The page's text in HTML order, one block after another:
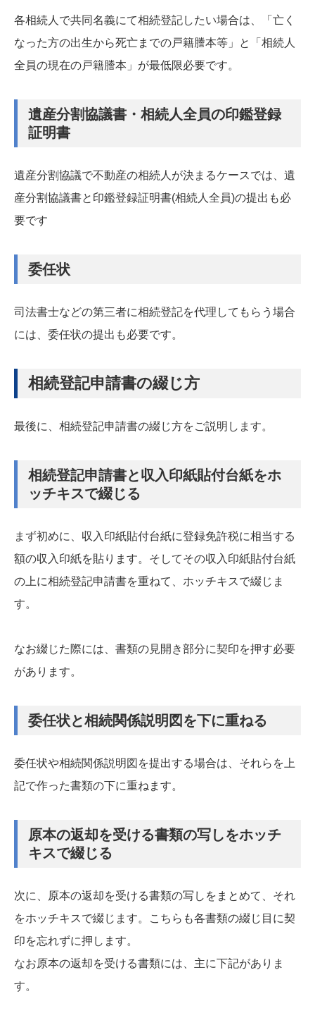
各相続人で共同名義にて相続登記したい場合は、「亡く
なった方の出生から死亡までの戸籍謄本等」と「相続人
全員の現在の戸籍謄本」が最低限必要です。
遺産分割協議書・相続人全員の印鑑登録
証明書
遺産分割協議で不動産の相続人が決まるケースでは、遺
産分割協議書と印鑑登録証明書(相続人全員)の提出も必
要です
委任状
司法書士などの第三者に相続登記を代理してもらう場合
には、委任状の提出も必要です。
相続登記申請書の綴じ方
最後に、相続登記申請書の綴じ方をご説明します。
相続登記申請書と収入印紙貼付台紙をホ
ッチキスで綴じる
まず初めに、収入印紙貼付台紙に登録免許税に相当する
額の収入印紙を貼ります。そしてその収入印紙貼付台紙
の上に相続登記申請書を重ねて、ホッチキスで綴じま
す。
なお綴じた際には、書類の見開き部分に契印を押す必要
があります。
委任状と相続関係説明図を下に重ねる
委任状や相続関係説明図を提出する場合は、それらを上
記で作った書類の下に重ねます。
原本の返却を受ける書類の写しをホッチ
キスで綴じる
次に、原本の返却を受ける書類の写しをまとめて、それ
をホッチキスで綴じます。こちらも各書類の綴じ目に契
印を忘れずに押します。
なお原本の返却を受ける書類には、主に下記がありま
す。